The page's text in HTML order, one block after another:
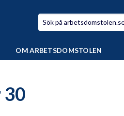
OM ARBETSDOMSTOLEN
30